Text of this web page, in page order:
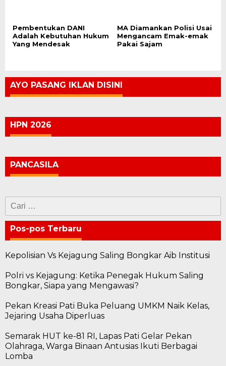
Pembentukan DANI
Adalah Kebutuhan Hukum
Yang Mendesak
MA Diamankan Polisi Usai
Mengancam Emak-emak
Pakai Sajam
AYO PASANG IKLAN DISINI
HPN 2026
PANCASILA
Cari
untuk:
Pos-pos Terbaru
Kepolisian Vs Kejagung Saling Bongkar Aib Institusi
Polri vs Kejagung: Ketika Penegak Hukum Saling
Bongkar, Siapa yang Mengawasi?
Pekan Kreasi Pati Buka Peluang UMKM Naik Kelas,
Jejaring Usaha Diperluas
Semarak HUT ke-81 RI, Lapas Pati Gelar Pekan
Olahraga, Warga Binaan Antusias Ikuti Berbagai
Lomba